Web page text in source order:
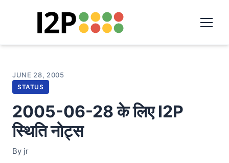
JUNE 28, 2005
STATUS
2005-06-28 के लिए I2P
स्थिति नोट्स
By jr